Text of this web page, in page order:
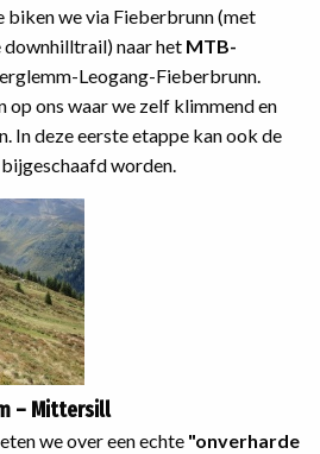
biken we via Fieberbrunn (met
naar het MTB-
Leogang-Fieberbrunn.
ons waar we zelf klimmend en
In deze eerste etappe kan ook de
worden.
– Mittersill
we over een echte "onverharde